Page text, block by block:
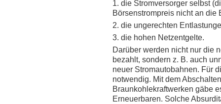
1. die Stromversorger selbst
Börsenstrompreis nicht an die
2. die ungerechten
3. die hohen Netzentgelte.
Darüber werden nicht nur die
bezahlt, sondern z. B. auch
neuer Stromautobahnen. Für
notwendig. Mit dem
Braunkohlekraftwerken gäbe
Erneuerbaren. Solche